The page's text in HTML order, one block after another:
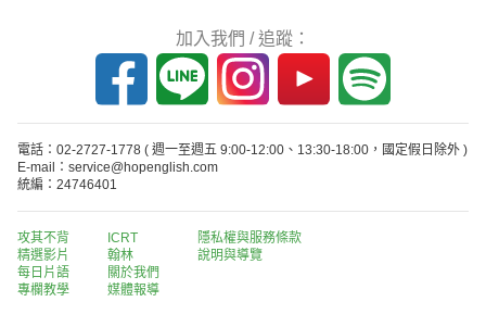
加入我們 / 追蹤：
電話：02-2727-1778 ( 週一至週五 9:00-12:00、13:30-18:00，國定假日除外 )
E-mail：service@hopenglish.com
統編：24746401
攻其不背
精選影片
每日片語
專欄教學
ICRT
翰林
關於我們
媒體報導
隱私權與服務條款
說明與導覽